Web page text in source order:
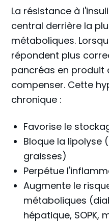
La résistance à
central derrière la
métaboliques.
répondent plus
pancréas en produit
compenser. Cette
chronique :
Favorise le
Bloque la lipolyse
graisses)
Perpétue
Augmente le
métaboliques
hépatique, SOPK,